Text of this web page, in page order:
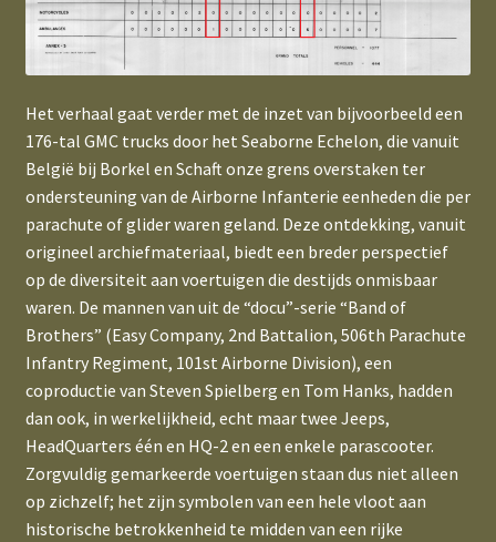
Het verhaal gaat verder met de inzet van bijvoorbeeld een
176-tal GMC trucks door het Seaborne Echelon, die vanuit
België bij Borkel en Schaft onze grens overstaken ter
ondersteuning van de Airborne Infanterie eenheden die per
parachute of glider waren geland. Deze ontdekking, vanuit
origineel archiefmateriaal, biedt een breder perspectief
op de diversiteit aan voertuigen die destijds onmisbaar
waren. De mannen van uit de “docu”-serie “Band of
Brothers” (Easy Company, 2nd Battalion, 506th Parachute
Infantry Regiment, 101st Airborne Division), een
coproductie van Steven Spielberg en Tom Hanks, hadden
dan ook, in werkelijkheid, echt maar twee Jeeps,
HeadQuarters één en HQ-2 en een enkele parascooter.
Zorgvuldig gemarkeerde voertuigen staan dus niet alleen
op zichzelf; het zijn symbolen van een hele vloot aan
historische betrokkenheid te midden van een rijke